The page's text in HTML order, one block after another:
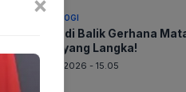
TEKNOLOGI
Sains di Balik Gerhana
2026 yang Langka!
06-08-2026 - 15.05